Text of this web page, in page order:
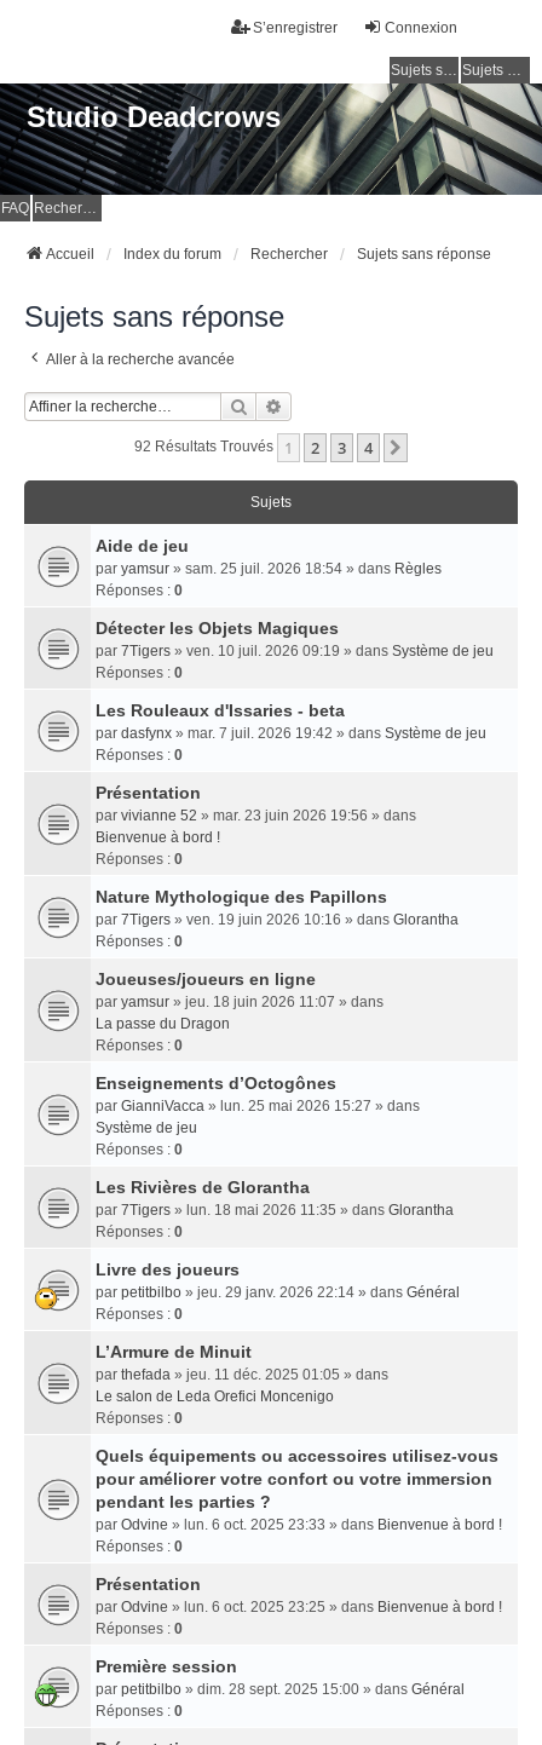
Connexion
S’enregistrer
Sujets sans réponse Sujets actifs
Studio Deadcrows
FAQ Rechercher
Accueil Index du forum Rechercher Sujets sans réponse
Sujets sans réponse
Aller à la recherche avancée
Rechercher
92 Résultats Trouvés 1 2 3 4
Sujets
Aide de jeu
par yamsur » sam. 25 juil. 2026 18:54 » dans Règles
Réponses : 0
Détecter les Objets Magiques
par 7Tigers » ven. 10 juil. 2026 09:19 » dans Système de jeu
Réponses : 0
Les Rouleaux d'Issaries - beta
par dasfynx » mar. 7 juil. 2026 19:42 » dans Système de jeu
Réponses : 0
Présentation
par vivianne 52 » mar. 23 juin 2026 19:56 » dans
Bienvenue à bord !
Réponses : 0
Nature Mythologique des Papillons
par 7Tigers » ven. 19 juin 2026 10:16 » dans Glorantha
Réponses : 0
Joueuses/joueurs en ligne
par yamsur » jeu. 18 juin 2026 11:07 » dans
La passe du Dragon
Réponses : 0
Enseignements dʼOctogônes
par GianniVacca » lun. 25 mai 2026 15:27 » dans
Système de jeu
Réponses : 0
Les Rivières de Glorantha
par 7Tigers » lun. 18 mai 2026 11:35 » dans Glorantha
Réponses : 0
Livre des joueurs
par petitbilbo » jeu. 29 janv. 2026 22:14 » dans Général
Réponses : 0
L’Armure de Minuit
par thefada » jeu. 11 déc. 2025 01:05 » dans
Le salon de Leda Orefici Moncenigo
Réponses : 0
Quels équipements ou accessoires utilisez-vous
pour améliorer votre confort ou votre immersion
pendant les parties ?
par Odvine » lun. 6 oct. 2025 23:33 » dans Bienvenue à bord !
Réponses : 0
Présentation
par Odvine » lun. 6 oct. 2025 23:25 » dans Bienvenue à bord !
Réponses : 0
Première session
par petitbilbo » dim. 28 sept. 2025 15:00 » dans Général
Réponses : 0